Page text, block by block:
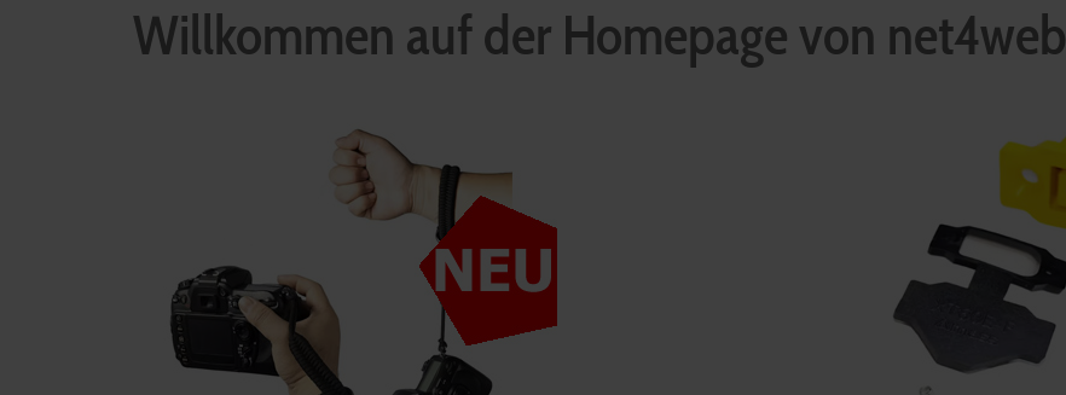
Willkommen auf der Homepage von net4web